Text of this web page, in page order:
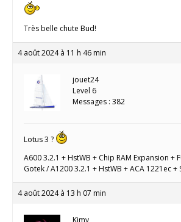
Très belle chute Bud!
4 août 2024 à 11 h 46 min
jouet24
Level 6
Messages : 382
Lotus 3 ?
A600 3.2.1 + HstWB + Chip RAM Expansion +
Gotek / A1200 3.2.1 + HstWB + ACA 1221ec +
4 août 2024 à 13 h 07 min
Kimy